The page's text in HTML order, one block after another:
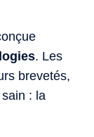
. Les
brevetés,
: la